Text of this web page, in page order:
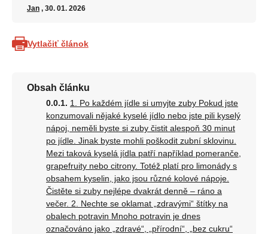
Jan , 30. 01. 2026
Vytlačiť článok
Obsah článku
1. Po každém jídle si umyjte zuby Pokud jste
konzumovali nějaké kyselé jídlo nebo jste pili kyselý
nápoj, neměli byste si zuby čistit alespoň 30 minut
po jídle. Jinak byste mohli poškodit zubní sklovinu.
Mezi taková kyselá jídla patří například pomeranče,
grapefruity nebo citrony. Totéž platí pro limonády s
obsahem kyselin, jako jsou různé kolové nápoje.
Čistěte si zuby nejlépe dvakrát denně – ráno a
večer. 2. Nechte se oklamat „zdravými“ štítky na
obalech potravin Mnoho potravin je dnes
označováno jako „zdravé“, „přírodní“, „bez cukru“